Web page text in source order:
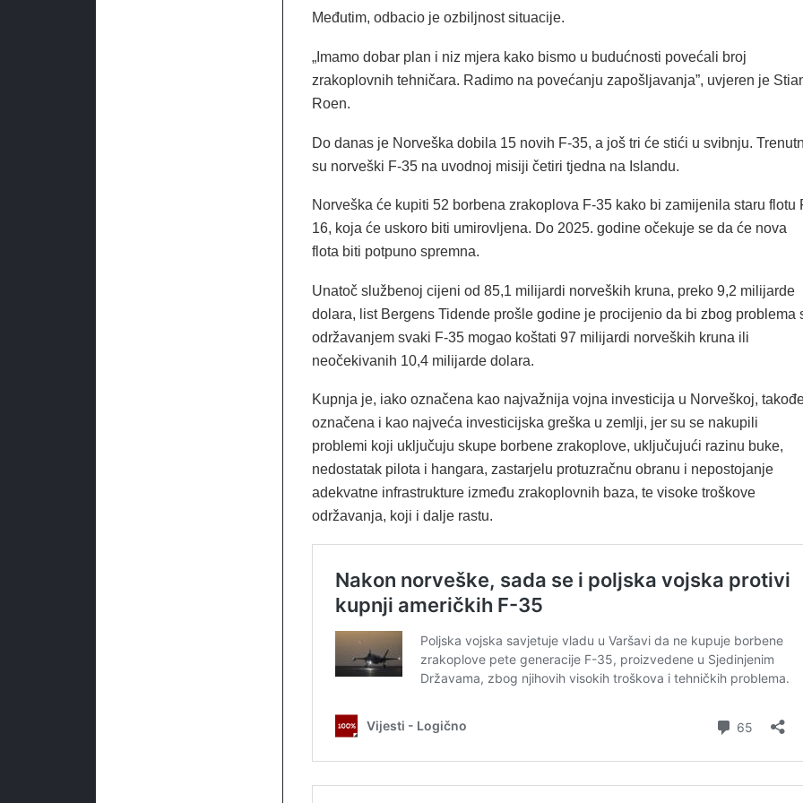
Međutim, odbacio je ozbiljnost situacije.
„Imamo dobar plan i niz mjera kako bismo u budućnosti povećali broj
zrakoplovnih tehničara. Radimo na povećanju zapošljavanja”, uvjeren je
Roen.
Do danas je Norveška dobila 15 novih F-35, a još tri će stići u svibnju.
su norveški F-35 na uvodnoj misiji četiri tjedna na Islandu.
Norveška će kupiti 52 borbena zrakoplova F-35 kako bi zamijenila staru flotu
16, koja će uskoro biti umirovljena. Do 2025. godine očekuje se da će nova
flota biti potpuno spremna.
Unatoč službenoj cijeni od 85,1 milijardi norveških kruna, preko 9,2 milijarde
dolara, list Bergens Tidende prošle godine je procijenio da bi zbog problema
održavanjem svaki F-35 mogao koštati 97 milijardi norveških kruna ili
neočekivanih 10,4 milijarde dolara.
Kupnja je, iako označena kao najvažnija vojna investicija u Norveškoj,
označena i kao najveća investicijska greška u zemlji, jer su se nakupili
problemi koji uključuju skupe borbene zrakoplove, uključujući razinu buke,
nedostatak pilota i hangara, zastarjelu protuzračnu obranu i nepostojanje
adekvatne infrastrukture između zrakoplovnih baza, te visoke troškove
održavanja, koji i dalje rastu.